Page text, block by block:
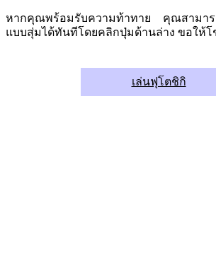
หากคุณพร้อมรับความท้าทาย คุณสามาร
แบบสุ่มได้ทันทีโดยคลิกปุ่มด้านล่าง ขอให้โ
เล่นฟุโตชิกิ